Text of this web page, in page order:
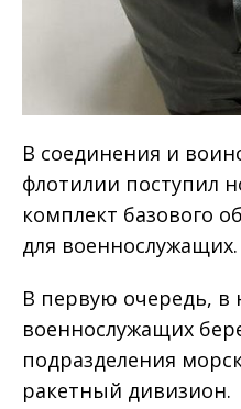
В соединения и
флотилии поступил
комплект базового
для военнослужащих.
В первую очередь, в
военнослужащих
подразделения
ракетный дивизион.